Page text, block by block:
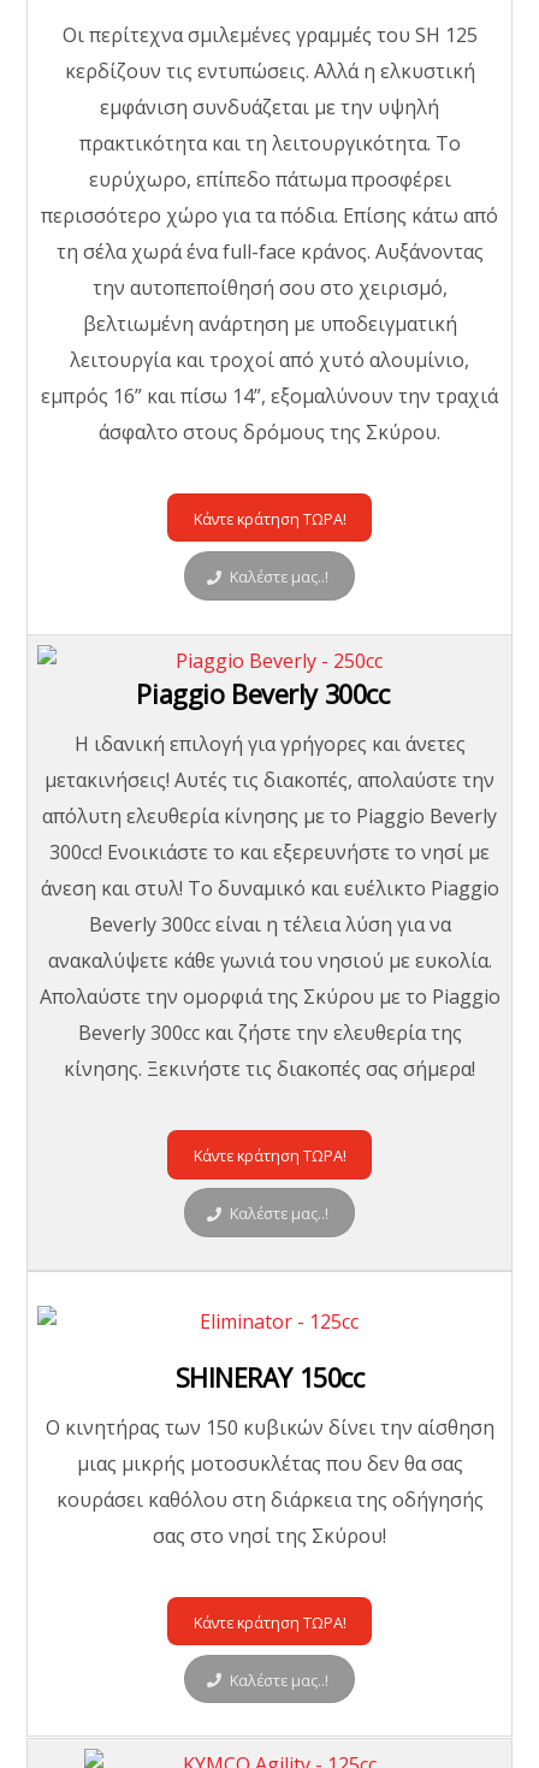
Οι περίτεχνα σμιλεμένες γραμμές του SH 125
κερδίζουν τις εντυπώσεις. Αλλά η ελκυστική
εμφάνιση συνδυάζεται με την υψηλή
πρακτικότητα και τη λειτουργικότητα. Το
ευρύχωρο, επίπεδο πάτωμα προσφέρει
περισσότερο χώρο για τα πόδια. Επίσης κάτω από
τη σέλα χωρά ένα full-face κράνος. Αυξάνοντας
την αυτοπεποίθησή σου στο χειρισμό,
βελτιωμένη ανάρτηση με υποδειγματική
λειτουργία και τροχοί από χυτό αλουμίνιο,
εμπρός 16” και πίσω 14”, εξομαλύνουν την τραχιά
άσφαλτο στους δρόμους της Σκύρου.
Κάντε κράτηση ΤΩΡΑ!
Καλέστε μας..!
Piaggio Beverly 300cc
H ιδανική επιλογή για γρήγορες και άνετες
μετακινήσεις! Αυτές τις διακοπές, απολαύστε την
απόλυτη ελευθερία κίνησης με το Piaggio Beverly
300cc! Ενοικιάστε το και εξερευνήστε το νησί με
άνεση και στυλ! Το δυναμικό και ευέλικτο Piaggio
Beverly 300cc είναι η τέλεια λύση για να
ανακαλύψετε κάθε γωνιά του νησιού με ευκολία.
Απολαύστε την ομορφιά της Σκύρου με το Piaggio
Beverly 300cc και ζήστε την ελευθερία της
κίνησης. Ξεκινήστε τις διακοπές σας σήμερα!
Κάντε κράτηση ΤΩΡΑ!
Καλέστε μας..!
SHINERAY 150cc
O κινητήρας των 150 κυβικών δίνει την αίσθηση
μιας μικρής μοτοσυκλέτας που δεν θα σας
κουράσει καθόλου στη διάρκεια της οδήγησής
σας στο νησί της Σκύρου!
Κάντε κράτηση ΤΩΡΑ!
Καλέστε μας..!